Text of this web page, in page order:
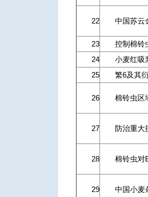
22 中国苏云
23
控制棉铃
24
小麦红吸
25
繁6及其
26 棉铃虫区
27 防治重大
28 棉铃虫对
29 中国小麦